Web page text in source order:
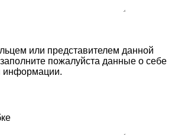
или представителем данной
пожалуйста данные о себе
информации.